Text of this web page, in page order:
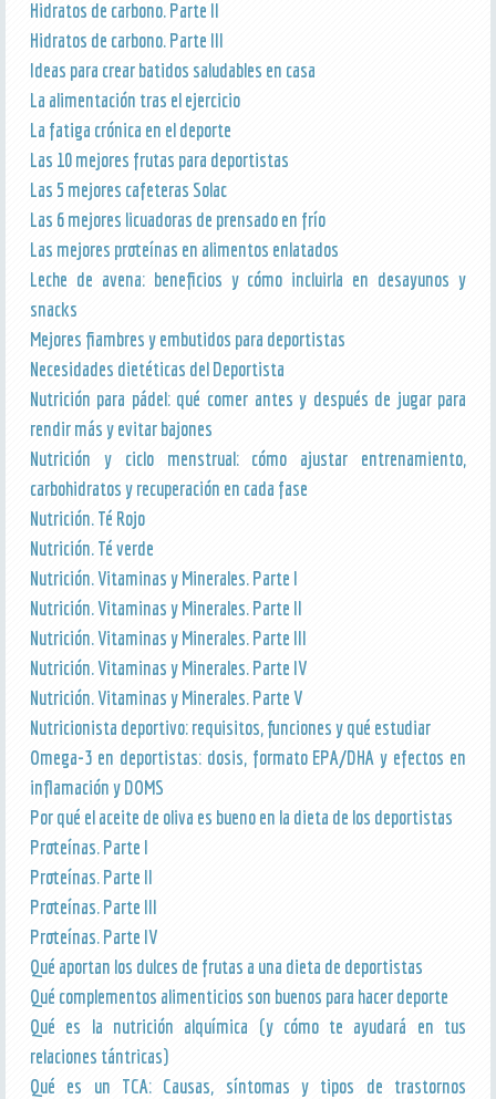
Hidratos de carbono. Parte II
Hidratos de carbono. Parte III
Ideas para crear batidos saludables en casa
La alimentación tras el ejercicio
La fatiga crónica en el deporte
Las 10 mejores frutas para deportistas
Las 5 mejores cafeteras Solac
Las 6 mejores licuadoras de prensado en frío
Las mejores proteínas en alimentos enlatados
Leche de avena: beneficios y cómo incluirla en desayunos y
snacks
Mejores fiambres y embutidos para deportistas
Necesidades dietéticas del Deportista
Nutrición para pádel: qué comer antes y después de jugar para
rendir más y evitar bajones
Nutrición y ciclo menstrual: cómo ajustar entrenamiento,
carbohidratos y recuperación en cada fase
Nutrición. Té Rojo
Nutrición. Té verde
Nutrición. Vitaminas y Minerales. Parte I
Nutrición. Vitaminas y Minerales. Parte II
Nutrición. Vitaminas y Minerales. Parte III
Nutrición. Vitaminas y Minerales. Parte IV
Nutrición. Vitaminas y Minerales. Parte V
Nutricionista deportivo: requisitos, funciones y qué estudiar
Omega-3 en deportistas: dosis, formato EPA/DHA y efectos en
inflamación y DOMS
Por qué el aceite de oliva es bueno en la dieta de los deportistas
Proteínas. Parte I
Proteínas. Parte II
Proteínas. Parte III
Proteínas. Parte IV
Qué aportan los dulces de frutas a una dieta de deportistas
Qué complementos alimenticios son buenos para hacer deporte
Qué es la nutrición alquímica (y cómo te ayudará en tus
relaciones tántricas)
Qué es un TCA: Causas, síntomas y tipos de trastornos